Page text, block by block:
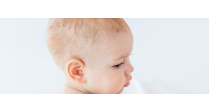
Mon enfant est-il trop